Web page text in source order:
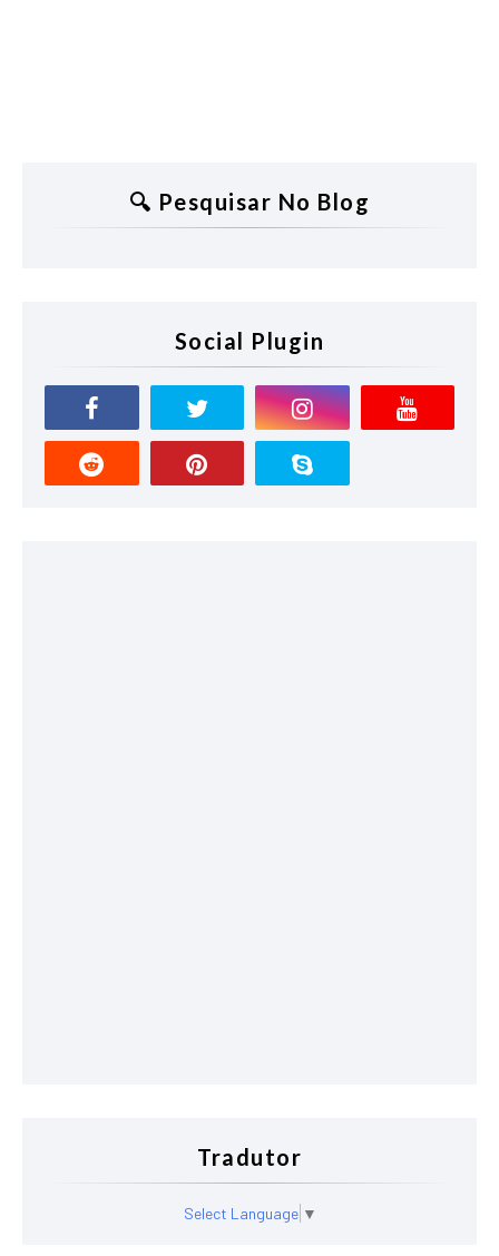
🔍 Pesquisar No Blog
Social Plugin
Tradutor
Select Language ▼